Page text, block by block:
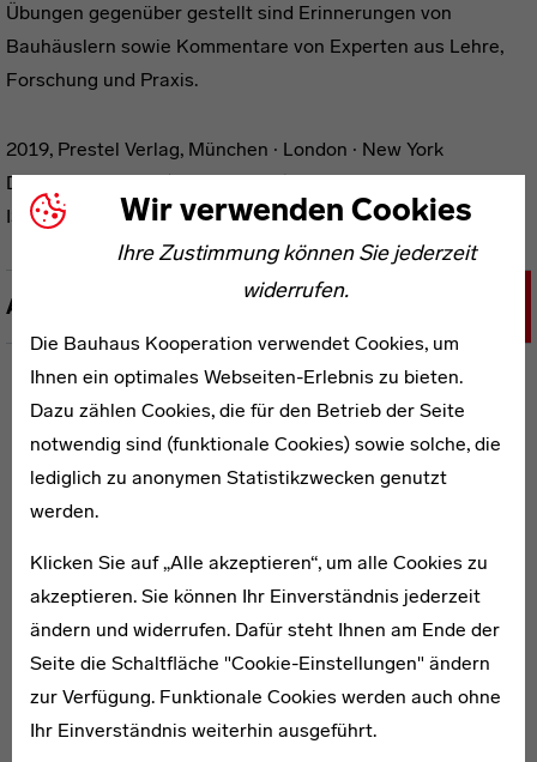
Wir verwenden Cookies
Ihre Zustimmung können Sie jederzeit
widerrufen.
Die Bauhaus Kooperation verwendet Cookies, um
Ihnen ein optimales Webseiten-Erlebnis zu bieten.
Dazu zählen Cookies, die für den Betrieb der Seite
notwendig sind (funktionale Cookies) sowie solche, die
lediglich zu anonymen Statistikzwecken genutzt
werden.
Klicken Sie auf „Alle akzeptieren“, um alle Cookies zu
akzeptieren. Sie können Ihr Einverständnis jederzeit
ändern und widerrufen. Dafür steht Ihnen am Ende der
Seite die Schaltfläche "Cookie-Einstellungen" ändern
zur Verfügung. Funktionale Cookies werden auch ohne
Ihr Einverständnis weiterhin ausgeführt.
Übungen gegenüber gestellt sind Erinnerungen von
Bauhäuslern sowie Kommentare von Experten aus Lehre,
Forschung und Praxis.
2019, Prestel Verlag, München · London · New York
Deutsch/Englisch (zweisprachig)
ISBN 978-3-7913-5901-4
Autoreninformationen
WEITERE PUBLIKATIONEN ZUM THEMA
Bauhaus Museum Weimar
Das Bauhaus kommt aus Weimar und kehrte im Frühjahr
Bauhaus-Museum Weimar werden erstmals die Schätze
der ältesten Bauhaus-Sammlung der Welt geschlossen
gezeigt. Der Band präsentiert jedoch nicht nur Design-